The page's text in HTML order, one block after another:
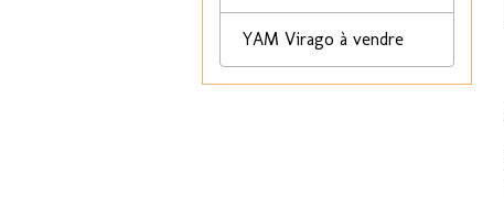
YAM Virago à vendre